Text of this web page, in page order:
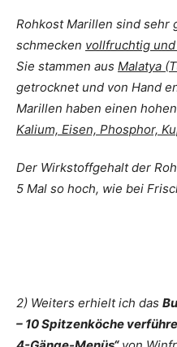
Rohkost Marillen sind sehr
schmecken vollfruchtig
Sie stammen aus Malatya
getrocknet und von Hand
Marillen haben einen
Kalium, Eisen, Phosphor,
Der Wirkstoffgehalt der
5 Mal so hoch, wie bei
2) Weiters erhielt ich das
– 10 Spitzenköche